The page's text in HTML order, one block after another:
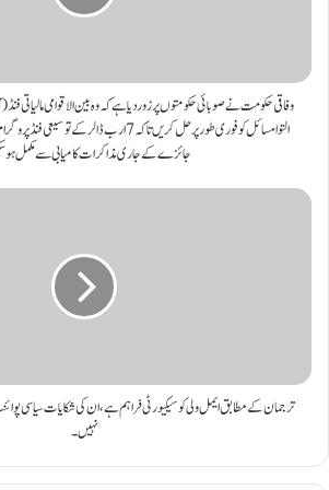
وفاقی حکومت نے صوبائی حکومتوں پر زور دیا ہے کہ وہ بین الاقوامی مالیاتی
التوا مسائل کو فوری طور پر حل کریں تاکہ 7 ارب
جائزے کے جاری مذاکرات کامیابی سے مکمل
ترجمان کے مطابق ایمل ولی کو سیکیورٹی فراہم ہے، ان کی شکایات سیاسی
نہیں۔